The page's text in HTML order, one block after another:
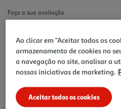
Faça a sua avaliação
3.59 €/un
-29%
Price reduced from
5,09 €to
3,59 €
Ao clicar em "Aceitar todos os
armazenamento de cookies no
a navegação no site, analisar a
nossas iniciativas de marketing.
Aceitar todos os cookies